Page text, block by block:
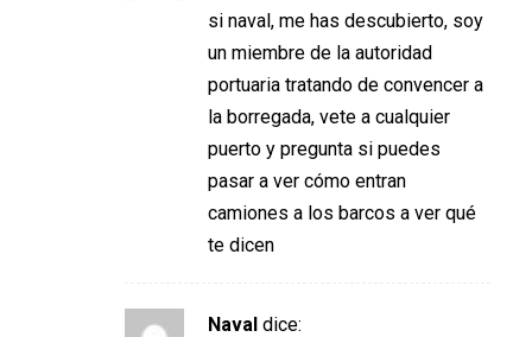
si naval, me has descubierto, soy
un miembre de la autoridad
portuaria tratando de convencer a
la borregada, vete a cualquier
puerto y pregunta si puedes
pasar a ver cómo entran
camiones a los barcos a ver qué
te dicen
Naval dice: